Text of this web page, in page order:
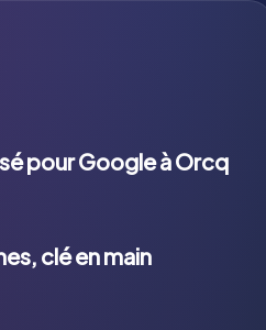
pour Google à Orcq
clé en main